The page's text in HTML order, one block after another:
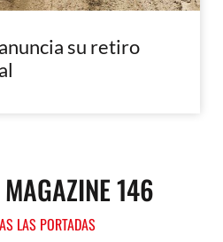
su retiro
146
LAS PORTADAS